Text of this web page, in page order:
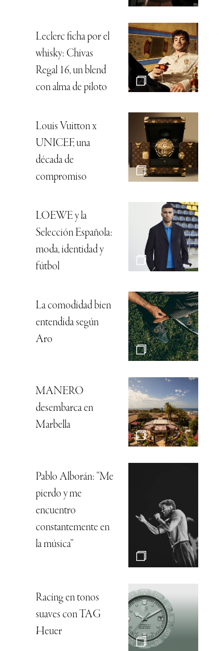
Leclerc ficha por el
whisky: Chivas
Regal 16, un blend
con alma de piloto
Louis Vuitton x
UNICEF, una
década de
compromiso
LOEWE y la
Selección Española:
moda, identidad y
fútbol
La comodidad bien
entendida según
Aro
MANERO
desembarca en
Marbella
Pablo Alborán: “Me
pierdo y me
encuentro
constantemente en
la música”
Racing en tonos
suaves con TAG
Heuer